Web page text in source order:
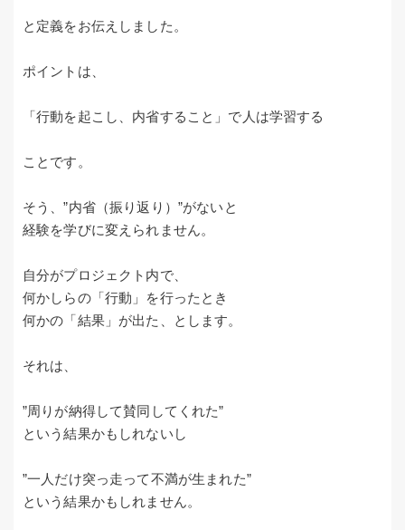
と定義をお伝えしました。
ポイントは、
「行動を起こし、内省すること」で人は学習する
ことです。
そう、”内省（振り返り）”がないと
経験を学びに変えられません。
自分がプロジェクト内で、
何かしらの「行動」を行ったとき
何かの「結果」が出た、とします。
それは、
”周りが納得して賛同してくれた”
という結果かもしれないし
”一人だけ突っ走って不満が生まれた”
という結果かもしれません。